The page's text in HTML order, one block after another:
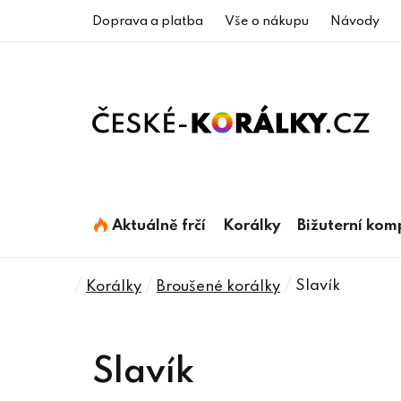
Doprava a platba Vše o nákupu Návody
Aktuálně frčí Korálky Bižuterní
Domů
Korálky Broušené korálky Slavík
Slavík